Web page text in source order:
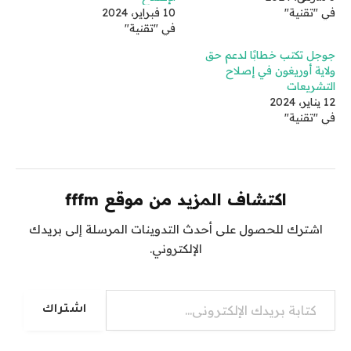
في "تقنية"
10 فبراير، 2024
في "تقنية"
جوجل تكتب خطابًا لدعم حق
ولاية أوريغون في إصلاح
التشريعات
12 يناير، 2024
في "تقنية"
اكتشاف المزيد من موقع fffm
اشترك للحصول على أحدث التدوينات المرسلة إلى بريدك
الإلكتروني.
كتابة بريدك الإلكتروني...
اشتراك